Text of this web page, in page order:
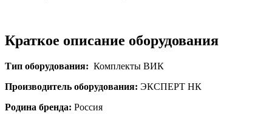
Краткое описание оборудования
Тип оборудования: Комплекты ВИК
Производитель оборудования: ЭКСПЕРТ НК
Родина бренда: Россия